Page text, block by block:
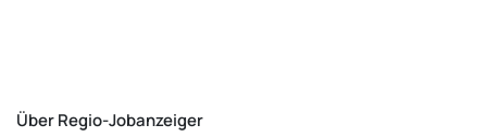
ÜberRegio-Jobanzeiger